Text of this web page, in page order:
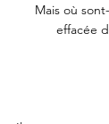
Mais où
effacée